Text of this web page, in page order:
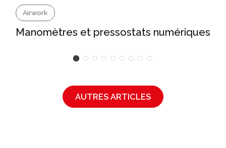
Airwork
Manomètres et pressostats numériques
AUTRES ARTICLES